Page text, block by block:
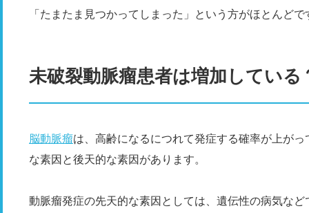
「たまたま見つかってしまった」という方がほとんどで
未破裂動脈瘤患者は増加している
脳動脈瘤は、高齢になるにつれて発症する確率が上がっ
な素因と後天的な素因があります。
動脈瘤発症の先天的な素因としては、遺伝性の病気な